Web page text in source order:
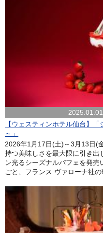
【ウェスティンホテル仙台】
～」
2026年1月17日(土)～3月13日(
持つ美味しさを最大限に引き出
ン光るシーズナルパフェを発
ごと、フランス ヴァローナ社の